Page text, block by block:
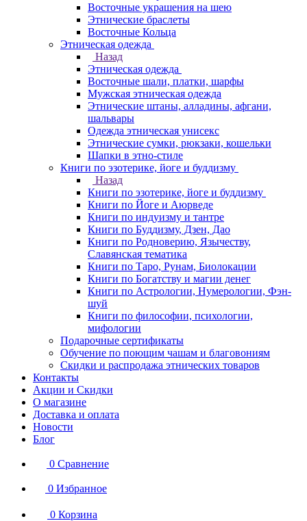
Восточные украшения на шею
Этнические браслеты
Восточные Кольца
Этническая одежда
Назад
Этническая одежда
Восточные шали, платки, шарфы
Мужская этническая одежда
Этнические штаны, алладины, афгани,
шальвары
Одежда этническая унисекс
Этнические сумки, рюкзаки, кошельки
Шапки в этно-стиле
Книги по эзотерике, йоге и буддизму
Назад
Книги по эзотерике, йоге и буддизму
Книги по Йоге и Аюрведе
Книги по индуизму и тантре
Книги по Буддизму, Дзен, Дао
Книги по Родноверию, Язычеству,
Славянская тематика
Книги по Таро, Рунам, Биолокации
Книги по Богатству и магии денег
Книги по Астрологии, Нумерологии, Фэн-
шуй
Книги по философии, психологии,
мифологии
Подарочные сертификаты
Обучение по поющим чашам и благовониям
Скидки и распродажа этнических товаров
Контакты
Акции и Скидки
О магазине
Доставка и оплата
Новости
Блог
0 Сравнение
0 Избранное
0 Корзина